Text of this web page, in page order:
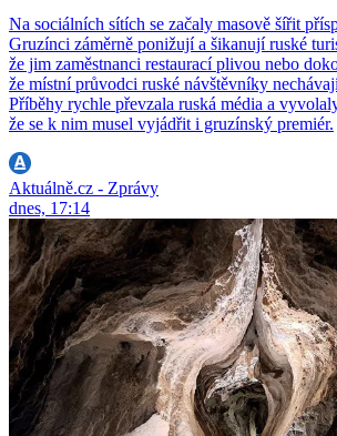
Na sociálních sítích se začaly masově šířit
Gruzínci záměrně ponižují a šikanují ruské
že jim zaměstnanci restaurací plivou nebo
že místní průvodci ruské návštěvníky
Příběhy rychle převzala ruská média a
že se k nim musel vyjádřit i gruzínský premiér.
Aktuálně.cz - Zprávy
dnes, 17:14